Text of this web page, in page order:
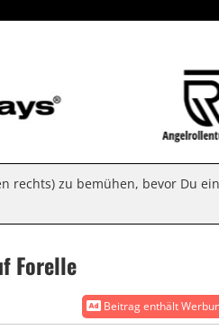
zu bemühen, bevor Du
Forelle
Beitrag enthält